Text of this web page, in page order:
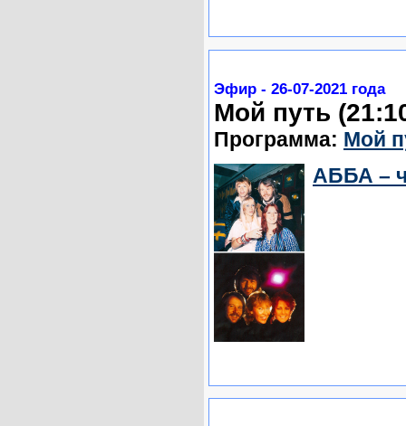
Эфир - 26-07-2021 года
Мой путь
Программа: Мой
АББА –